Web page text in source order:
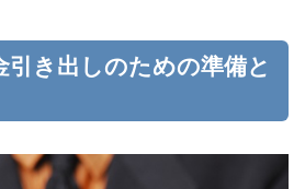
引き出しのための準備と